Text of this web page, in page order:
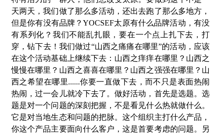
天两天，我们做了那么多活动，还出去跑了那么多地方，
但是你有没有品牌？YOCSEF太原有什么品牌活动，有没
有系列化？我们不能乱扎眼，要在一个点上扎下去，打
穿，钻下去！我们做过“山西之痛痛在哪里”的活动，应该
在这个活动基础上继续下去：山西之痒痒在哪里？山西之
慢慢在哪里？山西之喜喜在哪里？山西之强强在哪里？山
西之希望在哪里......你要一直做下去，而不只是表面热闹
热闹，过一会儿就冷下去了。做好活动，首先是选题。选
题是对一个问题的深刻把握，不是看见什么热就做什么。
它是对当地生态和问题的把脉。这个组织主打什么产品，
你这个产品主要面向什么客户，这是首要考虑的问题。另